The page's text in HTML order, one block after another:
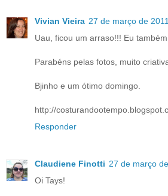
Vivian Vieira 27 de março de
Uau, ficou um arraso!!! Eu
Parabéns pelas fotos, muito
Bjinho e um ótimo domingo.
http://
Responder
Claudiene Finotti 27 de março
Oi Tays!